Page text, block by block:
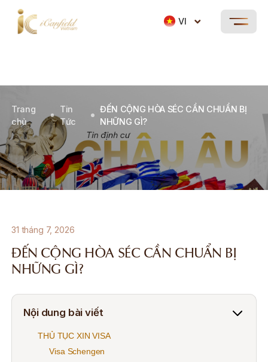
VI
Trang
chủ
Tin
Tức
ĐẾN CỘNG HÒA SÉC CẦN CHUẨN BỊ
NHỮNG GÌ?
31 tháng 7, 2026
ĐẾN CỘNG HÒA SÉC CẦN CHUẨN BỊ
NHỮNG GÌ?
Nội dung bài viết
THỦ TỤC XIN VISA
Visa Schengen